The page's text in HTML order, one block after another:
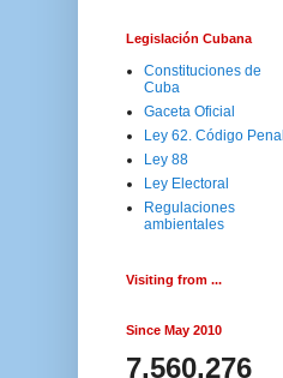
Legislación Cubana
Constituciones de
Cuba
Gaceta Oficial
Ley 62. Código Penal
Ley 88
Ley Electoral
Regulaciones
ambientales
Visiting from ...
Since May 2010
7,560,276